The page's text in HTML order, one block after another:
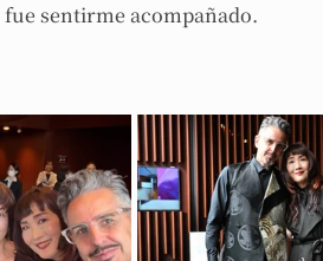
fue sentirme acompañado.